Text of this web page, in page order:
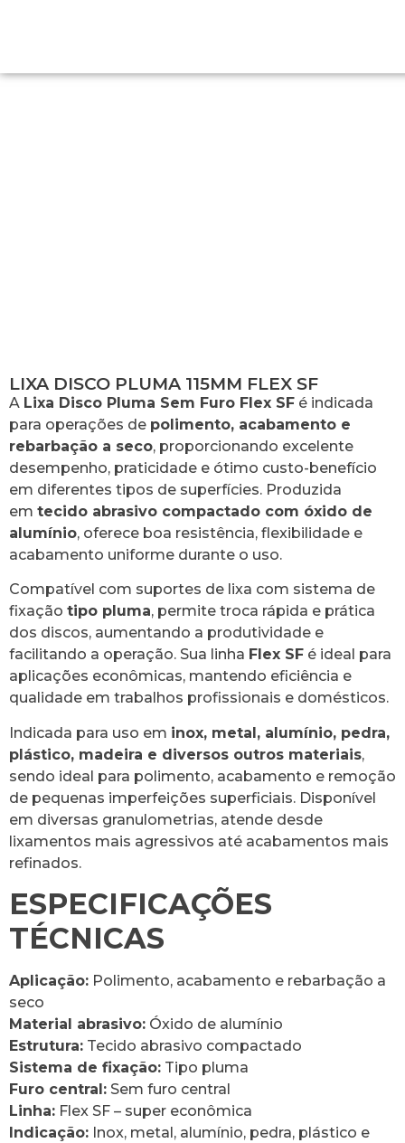
LIXA DISCO PLUMA 115MM FLEX SF
A Lixa Disco Pluma Sem Furo Flex SF é indicada
para operações de polimento, acabamento e
rebarbação a seco, proporcionando excelente
desempenho, praticidade e ótimo custo-benefício
em diferentes tipos de superfícies. Produzida
em tecido abrasivo compactado com óxido de
alumínio, oferece boa resistência, flexibilidade e
acabamento uniforme durante o uso.
Compatível com suportes de lixa com sistema de
fixação tipo pluma, permite troca rápida e prática
dos discos, aumentando a produtividade e
facilitando a operação. Sua linha Flex SF é ideal para
aplicações econômicas, mantendo eficiência e
qualidade em trabalhos profissionais e domésticos.
Indicada para uso em inox, metal, alumínio, pedra,
plástico, madeira e diversos outros materiais,
sendo ideal para polimento, acabamento e remoção
de pequenas imperfeições superficiais. Disponível
em diversas granulometrias, atende desde
lixamentos mais agressivos até acabamentos mais
refinados.
ESPECIFICAÇÕES
TÉCNICAS
Aplicação: Polimento, acabamento e rebarbação a
seco
Material abrasivo: Óxido de alumínio
Estrutura: Tecido abrasivo compactado
Sistema de fixação: Tipo pluma
Furo central: Sem furo central
Linha: Flex SF – super econômica
Indicação: Inox, metal, alumínio, pedra, plástico e